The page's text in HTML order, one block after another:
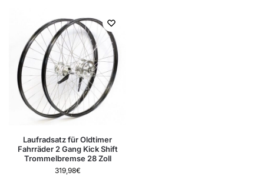
Laufradsatz für Oldtimer
Fahrräder 2 Gang Kick Shift
Trommelbremse 28 Zoll
319,98€